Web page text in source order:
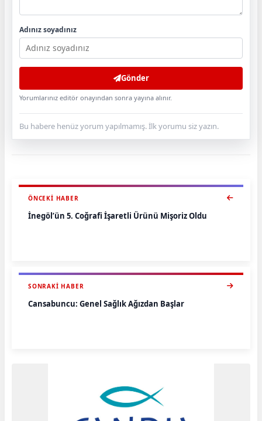
Adınız soyadınız
Gönder
Yorumlarınız editör onayından sonra yayına alınır.
Bu habere henüz yorum yapılmamış. İlk yorumu siz yazın.
ÖNCEKI HABER
İnegöl’ün 5. Coğrafi İşaretli Ürünü Mişoriz Oldu
SONRAKI HABER
Cansabuncu: Genel Sağlık Ağızdan Başlar